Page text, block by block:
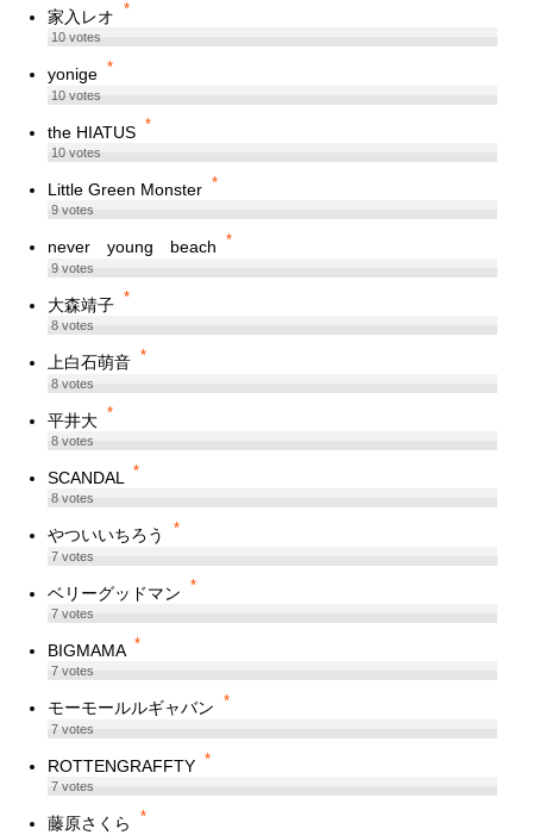
家入レオ *
10votes
yonige *
10votes
the HIATUS *
10votes
Little Green Monster *
9votes
never young beach *
9votes
大森靖子 *
8votes
上白石萌音 *
8votes
平井大 *
8votes
SCANDAL *
8votes
やついいちろう *
7votes
ベリーグッドマン *
7votes
BIGMAMA *
7votes
モーモールルギャバン *
7votes
ROTTENGRAFFTY *
7votes
藤原さくら *